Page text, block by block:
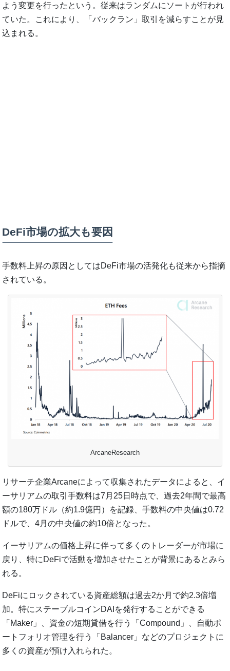
よう変更を行ったという。従来はランダムにソートが行われ
ていた。これにより、「バックラン」取引を減らすことが見
込まれる。
DeFi市場の拡大も要因
手数料上昇の原因としてはDeFi市場の活発化も従来から指摘
されている。
ArcaneResearch
リサーチ企業Arcaneによって収集されたデータによると、イ
ーサリアムの取引手数料は7月25日時点で、過去2年間で最高
額の180万ドル（約1.9億円）を記録、手数料の中央値は0.72
ドルで、4月の中央値の約10倍となった。
イーサリアムの価格上昇に伴って多くのトレーダーが市場に
戻り、特にDeFiで活動を増加させたことが背景にあるとみら
れる。
DeFiにロックされている資産総額は過去2か月で約2.3倍増
加。特にステーブルコインDAIを発行することができる
「Maker」、資金の短期貸借を行う「Compound」、自動ポ
ートフォリオ管理を行う「Balancer」などのプロジェクトに
多くの資産が預け入れられた。